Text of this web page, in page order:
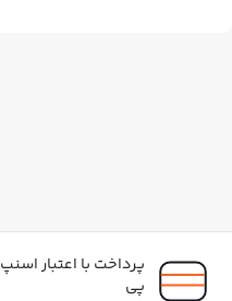
پرداخت با اعتبار اسنپ
پی